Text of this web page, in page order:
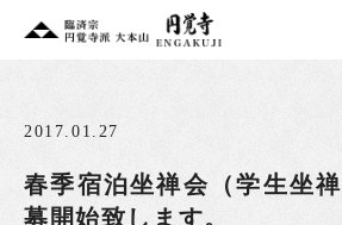
2017.01.27
春季宿泊坐禅会（学生坐
募開始致します。